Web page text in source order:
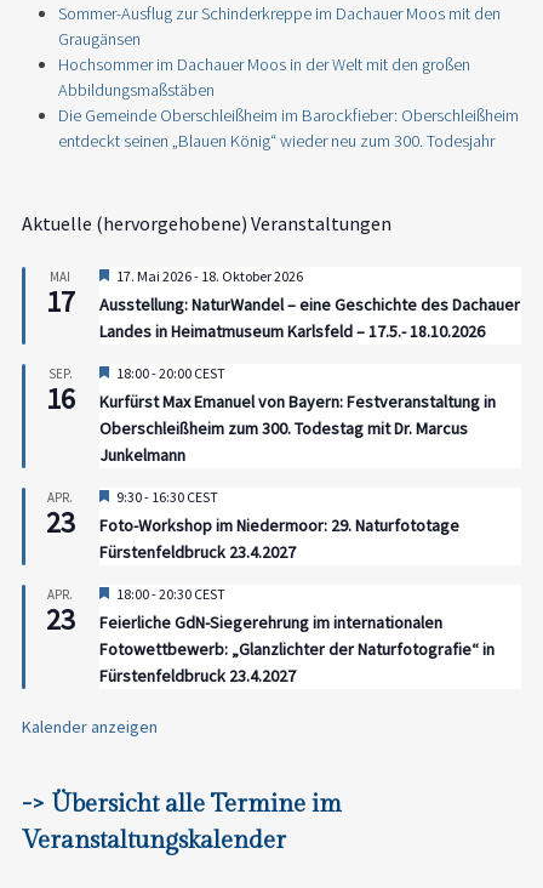
Sommer-Ausflug zur Schinderkreppe im Dachauer Moos mit den
Graugänsen
Hochsommer im Dachauer Moos in der Welt mit den großen
Abbildungsmaßstäben
Die Gemeinde Oberschleißheim im Barockfieber: Oberschleißheim
entdeckt seinen „Blauen König“ wieder neu zum 300. Todesjahr
Aktuelle (hervorgehobene) Veranstaltungen
MAI
17
Hervorgehoben
17. Mai 2026- 18. Oktober 2026
Ausstellung: NaturWandel – eine Geschichte des Dachauer
Landes in Heimatmuseum Karlsfeld – 17.5.- 18.10.2026
SEP.
16
Hervorgehoben
18:00-20:00 CEST
Kurfürst Max Emanuel von Bayern: Festveranstaltung in
Oberschleißheim zum 300. Todestag mit Dr. Marcus
Junkelmann
APR.
23
Hervorgehoben
9:30- 16:30 CEST
Foto-Workshop im Niedermoor: 29. Naturfototage
Fürstenfeldbruck 23.4.2027
APR.
23
Hervorgehoben
18:00-20:30 CEST
Feierliche GdN-Siegerehrung im internationalen
Fotowettbewerb: „Glanzlichter der Naturfotografie“ in
Fürstenfeldbruck 23.4.2027
Kalender anzeigen
-> Übersicht alle Termine im
Veranstaltungskalender